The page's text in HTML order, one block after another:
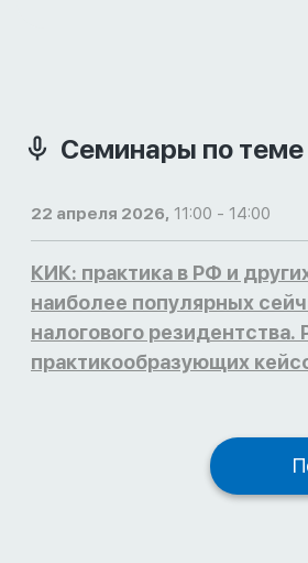
Семинары по теме
22 апреля 2026, 11:00 - 14:00
КИК: практика в РФ и
наиболее популярных
налогового резидентства.
практикообразующих